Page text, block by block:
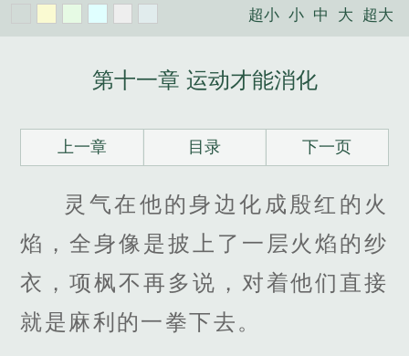
超小 小 中 大 超大
第十一章 运动才能消化
上一章 目录 下一页
灵气在他的身边化成殷红的火
焰，全身像是披上了一层火焰的纱
衣，项枫不再多说，对着他们直接
就是麻利的一拳下去。